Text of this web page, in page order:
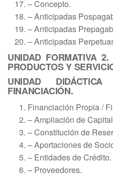
– Concepto.
– Anticipadas
– Anticipadas
– Anticipadas
UNIDAD FORMATIVA
PRODUCTOS Y
UNIDAD
FINANCIACIÓN.
Financiación Propia /
– Ampliación de
– Constitución de
– Aportaciones de
– Entidades de Crédito.
– Proveedores.